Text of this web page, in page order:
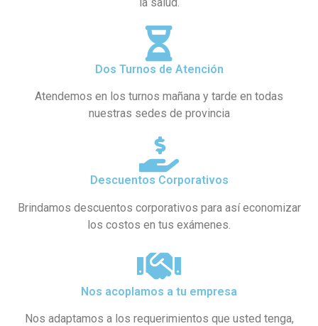
Dos Turnos de Atención
Atendemos en los turnos mañana y tarde en todas
nuestras sedes de provincia
Descuentos Corporativos
Brindamos descuentos corporativos para así economizar
los costos en tus exámenes.
Nos acoplamos a tu empresa
Nos adaptamos a los requerimientos que usted tenga,